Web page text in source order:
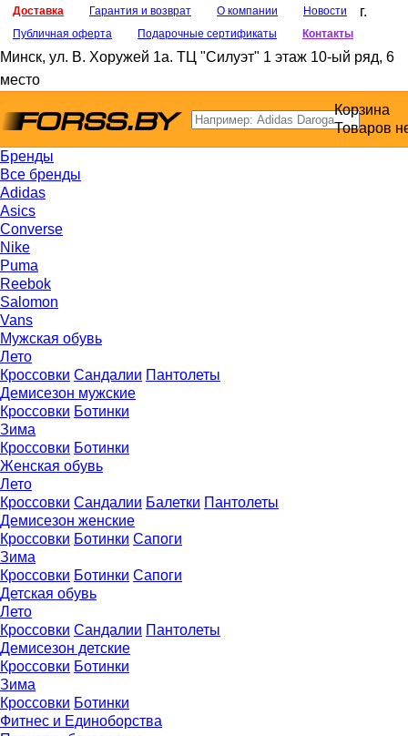
Доставка Гарантия и возврат О компании
Новости
Публичная оферта
Подарочные сертификаты Контакты
г.
Минск, ул. В. Хоружей 1а. ТЦ "Силуэт" 1 этаж 10-ый ряд, 6
место
Корзина
Товаров
Бренды
Все бренды
Adidas
Asics
Converse
Nike
Puma
Reebok
Salomon
Vans
Мужская обувь
Лето
Кроссовки Сандалии Пантолеты
Демисезон мужские
Кроссовки Ботинки
Зима
Кроссовки Ботинки
Женская обувь
Лето
Кроссовки Сандалии Балетки Пантолеты
Демисезон женские
Кроссовки Бoтинки Сапоги
Зима
Кроссовки Ботинки Сапоги
Детская обувь
Летo
Кроссовки Сандалии Пантолеты
Демисезон детские
Кроссовки Ботинки
Зима
Кроссовки Ботинки
Фитнес и Единоборства